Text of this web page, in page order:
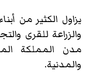
يزاول الكثير من
والزراعة للقرى
مدن المملكة
والمدنية.